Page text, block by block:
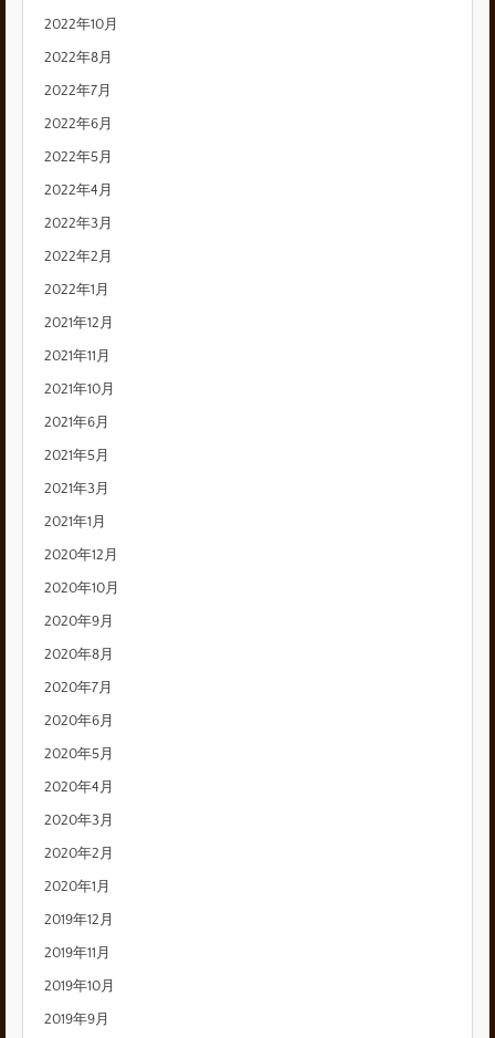
2022年10月
2022年8月
2022年7月
2022年6月
2022年5月
2022年4月
2022年3月
2022年2月
2022年1月
2021年12月
2021年11月
2021年10月
2021年6月
2021年5月
2021年3月
2021年1月
2020年12月
2020年10月
2020年9月
2020年8月
2020年7月
2020年6月
2020年5月
2020年4月
2020年3月
2020年2月
2020年1月
2019年12月
2019年11月
2019年10月
2019年9月